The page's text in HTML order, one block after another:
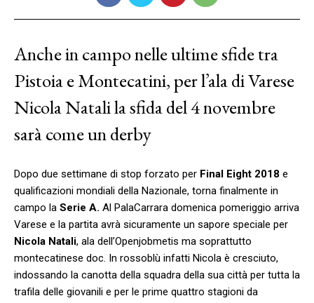
Anche in campo nelle ultime sfide tra
Pistoia e Montecatini, per l’ala di Varese
Nicola Natali la sfida del 4 novembre
sarà come un derby
Dopo due settimane di stop forzato per Final Eight 2018 e
qualificazioni mondiali della Nazionale, torna finalmente in
campo la Serie A. Al PalaCarrara domenica pomeriggio arriva
Varese e la partita avrà sicuramente un sapore speciale per
Nicola Natali, ala dell’Openjobmetis ma soprattutto
montecatinese doc. In rossoblù infatti Nicola è cresciuto,
indossando la canotta della squadra della sua città per tutta la
trafila delle giovanili e per le prime quattro stagioni da